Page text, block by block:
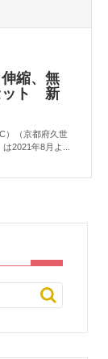
縮、無
ット 新
）（京都府久世
2021年8月よ...